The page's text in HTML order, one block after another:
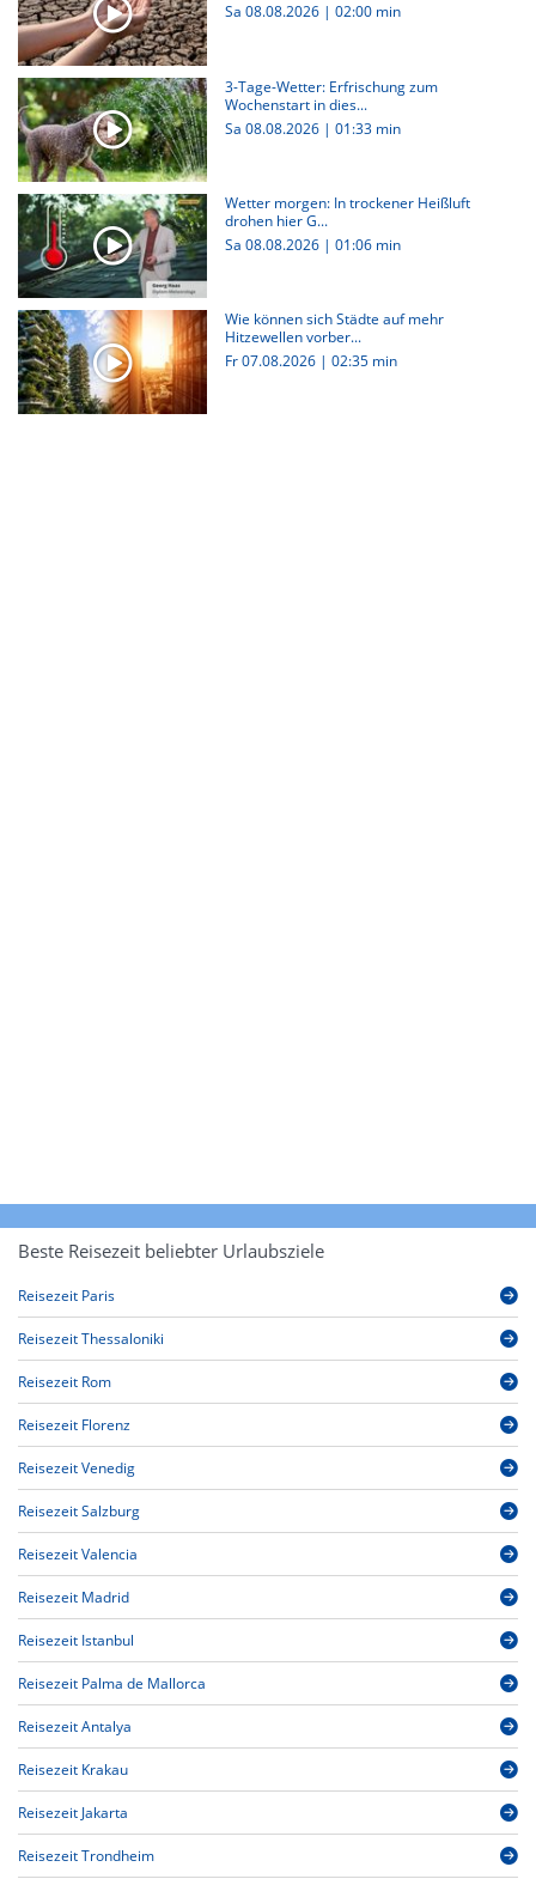
Sa 08.08.2026 | 02:00 min
3-Tage-Wetter: Erfrischung zum
Wochenstart in dies...
Sa 08.08.2026 | 01:33 min
Wetter morgen: In trockener Heißluft
drohen hier G...
Sa 08.08.2026 | 01:06 min
Wie können sich Städte auf mehr
Hitzewellen vorber...
Fr 07.08.2026 | 02:35 min
Beste Reisezeit beliebter Urlaubsziele
Reisezeit Paris
Reisezeit Thessaloniki
Reisezeit Rom
Reisezeit Florenz
Reisezeit Venedig
Reisezeit Salzburg
Reisezeit Valencia
Reisezeit Madrid
Reisezeit Istanbul
Reisezeit Palma de Mallorca
Reisezeit Antalya
Reisezeit Krakau
Reisezeit Jakarta
Reisezeit Trondheim